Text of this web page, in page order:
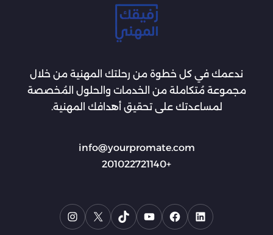
ندعمك في كل خطوة من رحلتك المهنية من خلال
مجموعة مُتكاملة من الخدمات والحلول المُخصصة
لمساعدتك على تحقيق أهدافك المهنية.
info@yourpromate.com
+201022721140